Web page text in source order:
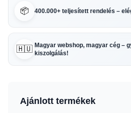
📦 400.000+ teljesített rendelés –
🇭🇺 Magyar webshop, magyar cég –
kiszolgálás!
Ajánlott termékek